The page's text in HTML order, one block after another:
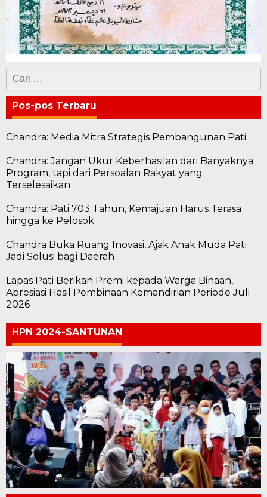
Cari
untuk:
Pos-pos Terbaru
Chandra: Media Mitra Strategis Pembangunan Pati
Chandra: Jangan Ukur Keberhasilan dari Banyaknya
Program, tapi dari Persoalan Rakyat yang
Terselesaikan
Chandra: Pati 703 Tahun, Kemajuan Harus Terasa
hingga ke Pelosok
Chandra Buka Ruang Inovasi, Ajak Anak Muda Pati
Jadi Solusi bagi Daerah
Lapas Pati Berikan Premi kepada Warga Binaan,
Apresiasi Hasil Pembinaan Kemandirian Periode Juli
2026
HPN 2024-SANTUNAN